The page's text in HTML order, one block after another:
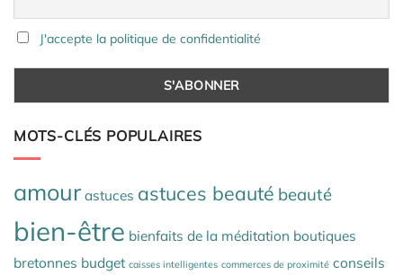
J'accepte la politique de confidentialité
MOTS-CLÉS POPULAIRES
amour astuces astuces beauté beauté
bien-être bienfaits de la méditation boutiques
bretonnes budget caisses intelligentes commerces de proximité conseils